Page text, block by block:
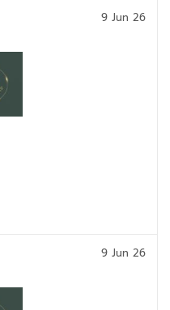
9 Jun 26
9 Jun 26